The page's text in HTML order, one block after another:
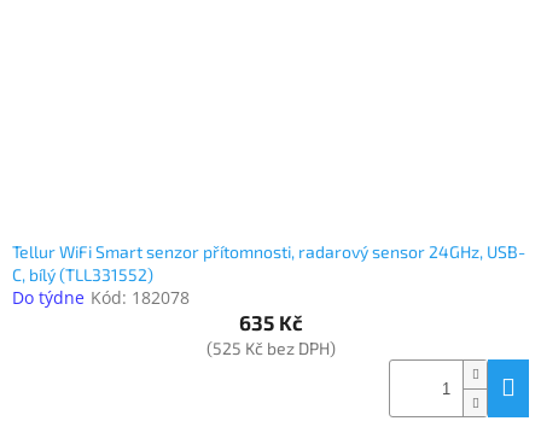
Tellur WiFi Smart senzor přítomnosti, radarový sensor 24GHz, USB-
C, bílý (TLL331552)
Do týdne Kód: 182078
635 Kč
(525 Kč bez DPH)